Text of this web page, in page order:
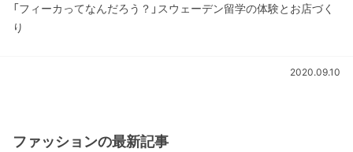
「フィーカってなんだろう？」スウェーデン留学の体験とお店づく
り
2020.09.10
ファッションの最新記事